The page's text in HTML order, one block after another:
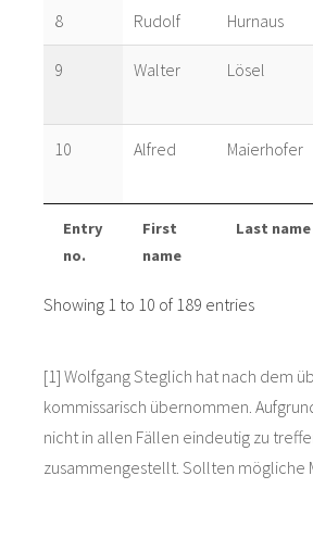
Entry
no.
First
name
Last name
8 Rudolf Hurnaus
9 Walter Lösel
10 Alfred Maierhofer
Showing 1 to 10 of 189 entries
[1] Wolfgang Steglich hat nach dem
kommissarisch übernommen.
nicht in allen Fällen eindeutig zu
zusammengestellt. Sollten mögliche